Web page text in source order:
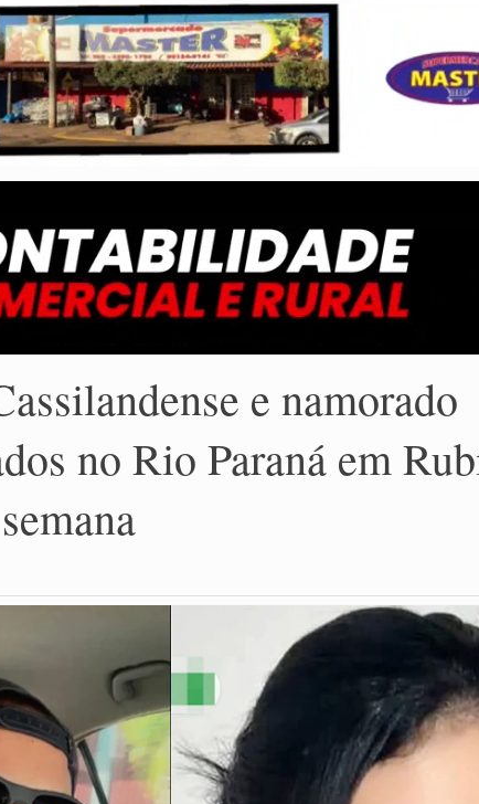
e namorado
no Rio Paraná em